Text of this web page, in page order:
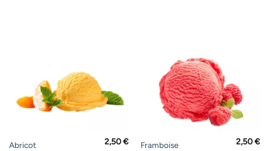
Abricot 2,50€ Framboise 2,50€